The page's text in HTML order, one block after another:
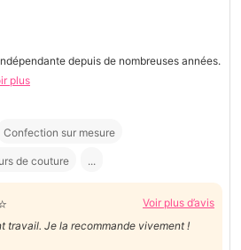
depuis de nombreuses années.
plus
Confection sur mesure
de couture ...
Voir plus d’avis
travail. Je la recommande vivement !